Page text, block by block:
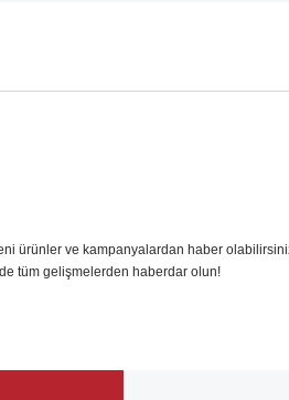
ürünler ve kampanyalardan haber
tüm gelişmelerden haberdar olun!